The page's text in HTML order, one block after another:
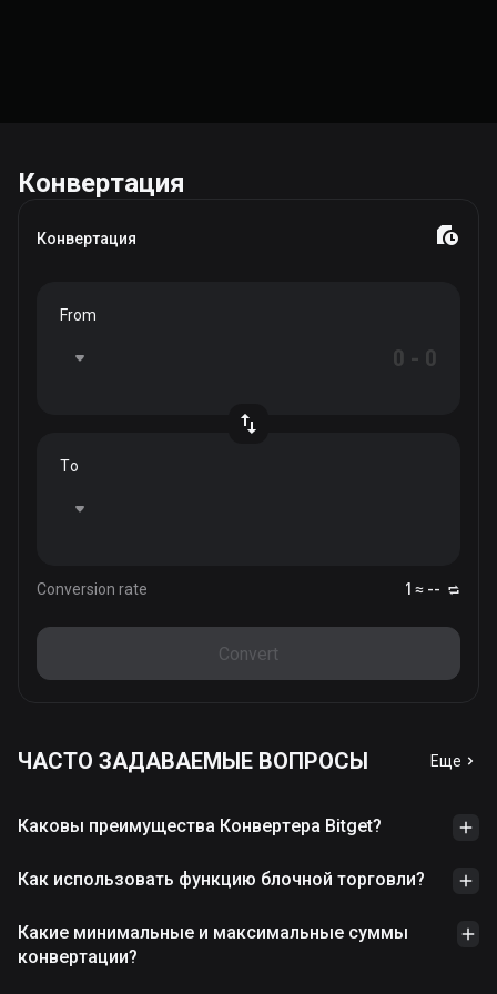
Конвертация
Конвертация
From
To
Conversion rate 1 ≈ --
Convert
ЧАСТО ЗАДАВАЕМЫЕ ВОПРОСЫ Еще
Каковы преимущества Конвертера Bitget?
Как использовать функцию блочной торговли?
Какие минимальные и максимальные суммы
конвертации?